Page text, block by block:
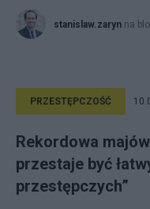
stanislaw.zaryn na
PRZESTĘPCZOŚĆ
Rekordowa
przestaje być
przestępczych”